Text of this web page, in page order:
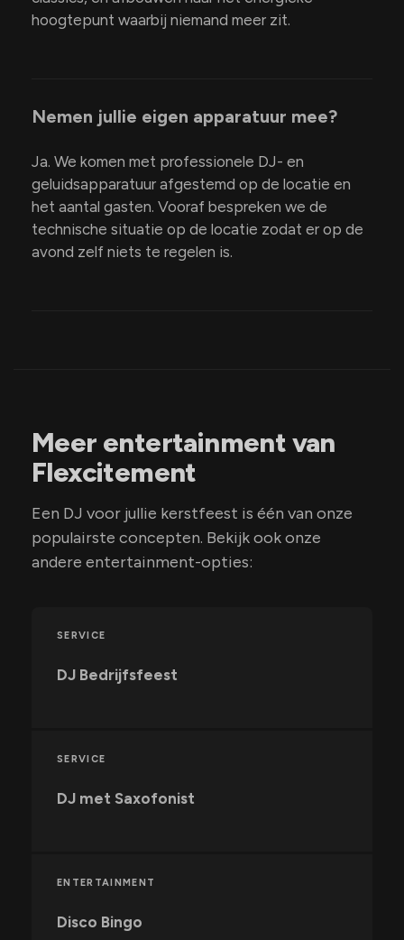
hoogtepunt waarbij niemand meer zit.
Nemen jullie eigen apparatuur mee?
Ja. We komen met professionele DJ- en
geluidsapparatuur afgestemd op de locatie en
het aantal gasten. Vooraf bespreken we de
technische situatie op de locatie zodat er op de
avond zelf niets te regelen is.
Meer entertainment van
Flexcitement
Een DJ voor jullie kerstfeest is één van onze
populairste concepten. Bekijk ook onze
andere entertainment-opties:
SERVICE
DJ Bedrijfsfeest
SERVICE
DJ met Saxofonist
ENTERTAINMENT
Disco Bingo